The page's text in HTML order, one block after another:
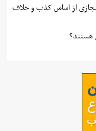
از اساس کذب و خلاف